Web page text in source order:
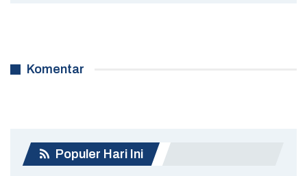
Komentar
Populer Hari Ini